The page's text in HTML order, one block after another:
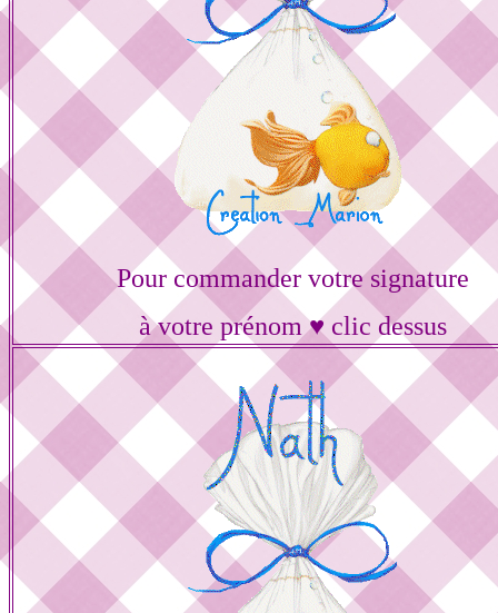
Pour commander votre signature
à votre prénom ♥ clic dessus